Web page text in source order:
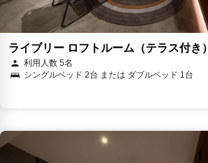
ライブリー ロフトルーム（テラス付き）
利用人数 5名
シングルベッド 2台 または ダブルベッド 1台